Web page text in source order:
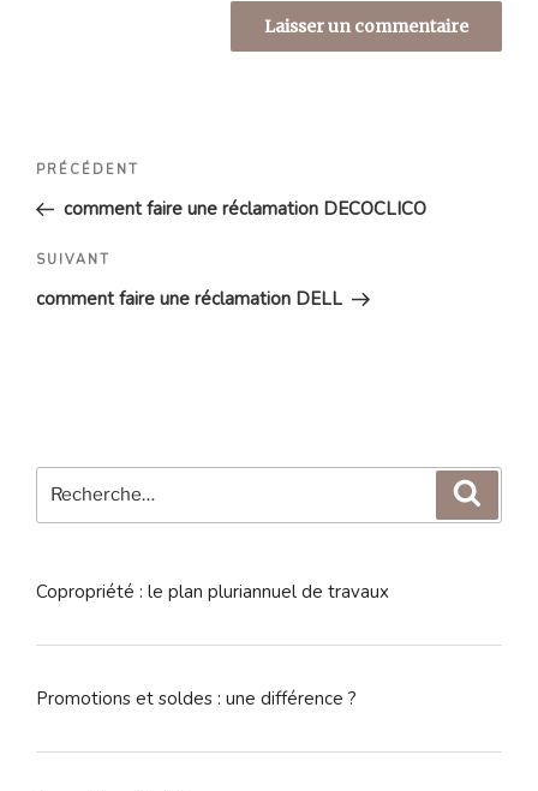
Navigation
l’article
Article
précédent
PRÉCÉDENT
comment faire une réclamation DECOCLICO
Article
suivant
SUIVANT
comment faire une réclamation DELL
pour
Copropriété : le plan pluriannuel de travaux
Promotions et soldes : une différence ?